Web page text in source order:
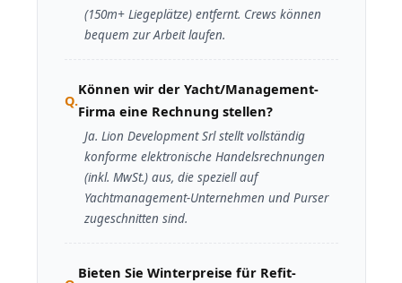
(150m+ Liegeplätze) entfernt. Crews können
bequem zur Arbeit laufen.
Können wir der Yacht/Management-
Firma eine Rechnung stellen?
Ja. Lion Development Srl stellt vollständig
konforme elektronische Handelsrechnungen
(inkl. MwSt.) aus, die speziell auf
Yachtmanagement-Unternehmen und Purser
zugeschnitten sind.
Bieten Sie Winterpreise für Refit-